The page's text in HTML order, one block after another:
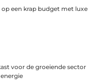
een krap budget met luxe
voor de groeiende sector